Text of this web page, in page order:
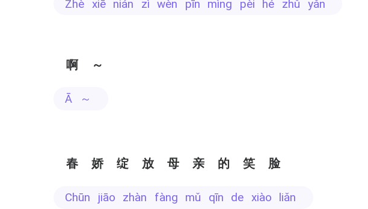
zhè xiē nián zì wèn pīn mìng pèi hé zhǔ yǎn
啊～
ā ～
春娇绽放母亲的笑脸
chūn jiāo zhàn fàng mǔ qīn de xiào liǎn